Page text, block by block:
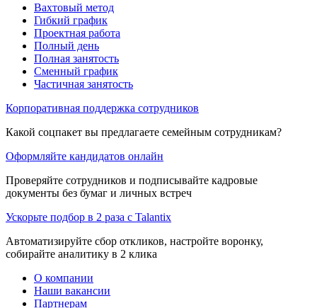
Вахтовый метод
Гибкий график
Проектная работа
Полный день
Полная занятость
Сменный график
Частичная занятость
Корпоративная поддержка сотрудников
Какой соцпакет вы предлагаете семейным сотрудникам?
Оформляйте кандидатов онлайн
Проверяйте сотрудников и подписывайте кадровые
документы без бумаг и личных встреч
Ускорьте подбор в 2 раза с Talantix
Автоматизируйте сбор откликов, настройте воронку,
собирайте аналитику в 2 клика
О компании
Наши вакансии
Партнерам